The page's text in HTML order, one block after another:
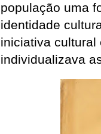
população uma
identidade
iniciativa cultural
individualizava